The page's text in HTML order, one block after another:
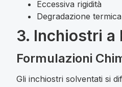
Eccessiva rigidità
Degradazione
3. Inchiostri a
Formulazioni
Gli inchiostri solventati si